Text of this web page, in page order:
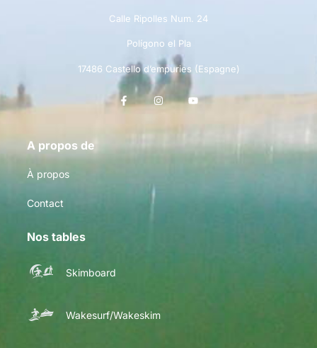
Calle Ripolles Num. 24
Polígono el Pla
17486 Castello d’empuries (Espagne)
A propos de
À propos
Contact
Nos tables
Skimboard
Wakesurf/Wakeskim